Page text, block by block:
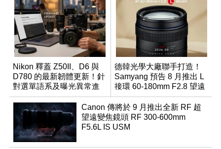
Nikon 釋蓋 Z50II、D6 與
D780 的最新韌體更新！針
對選單語系及曝光異常進
行修復
德韓光學大廠聯手打造！
Samyang 預告 8 月推出 L
接環 60-180mm F2.8 望遠
變焦鏡
Canon 傳將於 9 月推出全新 RF 超
望遠變焦鏡頭 RF 300-600mm
F5.6L IS USM